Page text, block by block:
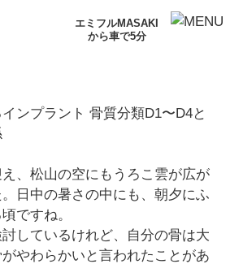
エミフルMASAKI
から車で5分
ンプラント 骨質分類D1〜D4と
、松山の空にもうろこ雲が広が
日中の暑さの中にも、朝夕にふ
ですね。
討しているけれど、自分の骨は大
やわらかいと言われたことがあ